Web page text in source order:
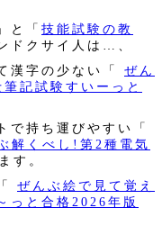
」と「 技能試験の教
ドクサイ人は…、
漢字の少ない「
ぜん
記試験すいーっと
持ち運びやすい「
解くべし!第2種電気
す。
ぜんぶ絵で見て覚え
っと合格2026年版